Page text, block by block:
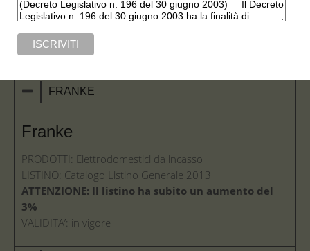
FRANKE
Franke
PRODOTTI: Elettrodomestici da incasso
LISTINO: Catalogo Listino Generale 2013
ATTENZIONE: Il listino ha subito un aumento del
3%
VALIDITA’: in vigore